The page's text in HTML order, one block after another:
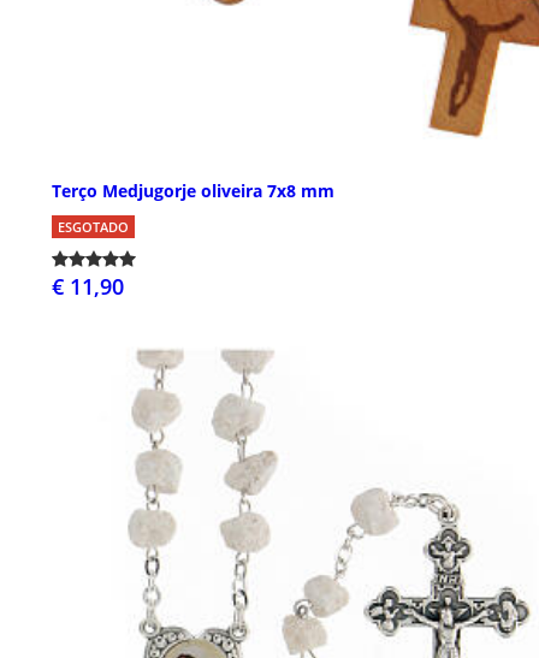
Terço Medjugorje oliveira 7x8 mm
ESGOTADO
€ 11,90